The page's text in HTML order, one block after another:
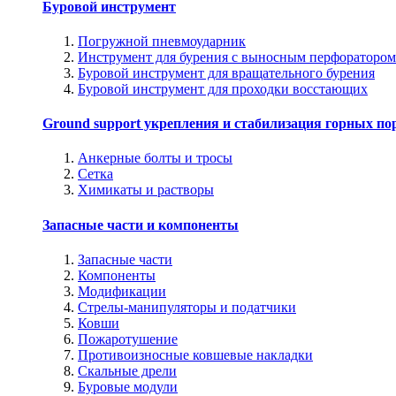
Буровой инструмент
Погружной пневмоударник
Инструмент для бурения с выносным перфоратором
Буровой инструмент для вращательного бурения
Буровой инструмент для проходки восстающих
Ground support укрепления и стабилизация горных
Анкерные болты и тросы
Сетка
Химикаты и растворы
Запасные части и компоненты
Запасные части
Компоненты
Модификации
Стрелы-манипуляторы и податчики
Ковши
Пожаротушение
Противоизносные ковшевые накладки
Скальные дрели
Буровые модули